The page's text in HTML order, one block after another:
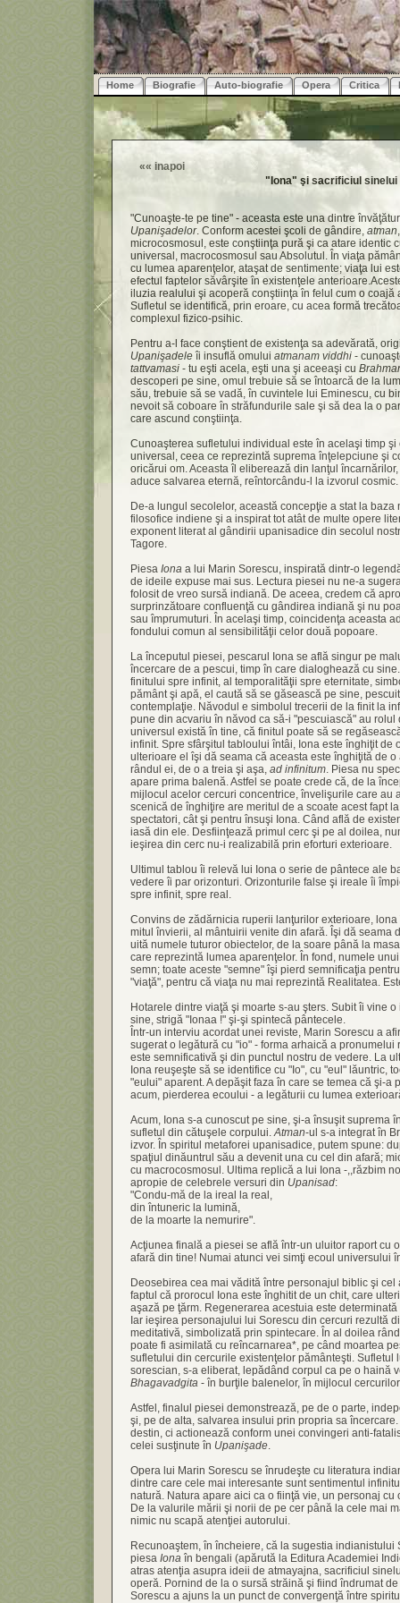
Home Biografie Auto-biografie Opera Critica
«« inapoi
"Iona" şi sacrificiul sinelui
"Cunoaşte-te pe tine" - aceasta este una dintre
Upanişadelor. Conform acestei şcoli de gândire, atman
microcosmosul, este conştiinţa pură şi ca atare identic
universal, macrocosmosul sau Absolutul. În viaţa
cu lumea aparenţelor, ataşat de sentimente; viaţa lui
efectul faptelor săvârşite în existenţele
iluzia realului şi acoperă conştiinţa în felul cum o coajă
Sufletul se identifică, prin eroare, cu acea formă
complexul fizico-psihic.
Pentru a-l face conştient de existenţa sa adevărată,
Upanişadele îi insuflă omului atmanam viddhi -
tattvamasi - tu eşti acela, eşti una şi aceeaşi cu
descoperi pe sine, omul trebuie să se întoarcă de la
său, trebuie să se vadă, în cuvintele lui Eminescu, cu
nevoit să coboare în străfundurile sale şi să dea la o
care ascund conştiinţa.
Cunoaşterea sufletului individual este în acelaşi timp
universal, ceea ce reprezintă suprema înţelepciune şi
oricărui om. Aceasta îl eliberează din lanţul
aduce salvarea eternă, reîntorcându-l la izvorul cosmic.
De-a lungul secolelor, această concepţie a stat la baza
filosofice indiene şi a inspirat tot atât de multe opere
exponent literat al gândirii upanisadice din secolul
Tagore.
Piesa Iona a lui Marin Sorescu, inspirată dintr-o
de ideile expuse mai sus. Lectura piesei nu ne-a
folosit de vreo sursă indiană. De aceea, credem că
surprinzătoare confluenţă cu gândirea indiană şi nu
sau împrumuturi. În acelaşi timp, coincidenţa aceasta
fondului comun al sensibilităţii celor două popoare.
La începutul piesei, pescarul Iona se află singur pe
încercare de a pescui, timp în care dialoghează cu
finitului spre infinit, al temporalităţii spre eternitate,
pământ şi apă, el caută să se găsească pe sine,
contemplaţie. Năvodul e simbolul trecerii de la finit la
pune din acvariu în năvod ca să-i "pescuiască" au rolul
universul există în tine, că finitul poate să se
infinit. Spre sfârşitul tabloului întâi, Iona este înghiţit de
ulterioare el îşi dă seama că aceasta este înghiţită de
rândul ei, de o a treia şi aşa, ad infinitum. Piesa nu
apare prima balenă. Astfel se poate crede că, de la
mijlocul acelor cercuri concentrice, învelişurile care au
scenică de înghiţire are meritul de a scoate acest fapt
spectatori, cât şi pentru însuşi Iona. Când află de
iasă din ele. Desfiinţează primul cerc şi pe al doilea,
ieşirea din cerc nu-i realizabilă prin eforturi exterioare.
Ultimul tablou îi relevă lui Iona o serie de pântece ale
vedere îi par orizonturi. Orizonturile false şi ireale îi
spre infinit, spre real.
Convins de zădărnicia ruperii lanţurilor exterioare,
mitul învierii, al mântuirii venite din afară. Îşi dă seama
uită numele tuturor obiectelor, de la soare până la
care reprezintă lumea aparenţelor. În fond, numele
semn; toate aceste "semne" îşi pierd semnificaţia
"viaţă", pentru că viaţa nu mai reprezintă Realitatea.
Hotarele dintre viaţă şi moarte s-au şters. Subit îi vine
sine, strigă "Ionaa !" şi-şi spintecă pântecele.
Într-un interviu acordat unei reviste, Marin Sorescu a
sugerat o legătură cu "io" - forma arhaică a pronumelui
este semnificativă şi din punctul nostru de vedere. La
Iona reuşeşte să se identifice cu "Io", cu "eul" lăuntric,
"eului" aparent. A depăşit faza în care se temea că şi-a
acum, pierderea ecoului - a legăturii cu lumea
Acum, Iona s-a cunoscut pe sine, şi-a însuşit suprema
sufletul din cătuşele corpului.Atman-ul s-a integrat în
izvor. În spiritul metaforei upanisadice, putem spune:
spaţiul dinăuntrul său a devenit una cu cel din afară;
cu macrocosmosul. Ultima replică a lui Iona -,,răzbim
apropie de celebrele versuri din Upanisad:
"Condu-mă de la ireal la real,
din întuneric la lumină,
de la moarte la nemurire".
Acţiunea finală a piesei se află într-un uluitor raport cu
afară din tine! Numai atunci vei simţi ecoul universului
Deosebirea cea mai vădită între personajul biblic şi cel
faptul că prorocul Iona este înghitit de un chit, care
aşază pe ţărm. Regenerarea acestuia este
Iar ieşirea personajului lui Sorescu din cercuri rezultă
meditativă, simbolizată prin spintecare. În al doilea
poate fi asimilată cu reîncarnarea*, pe când moartea
sufletului din cercurile existenţelor pământeşti. Sufletul
sorescian, s-a eliberat, lepădând corpul ca pe o haină
Bhagavadgita - în burţile balenelor, în mijlocul
Astfel, finalul piesei demonstrează, pe de o parte,
şi, pe de alta, salvarea insului prin propria sa
destin, ci actionează conform unei convingeri anti-
celei susţinute în Upanişade.
Opera lui Marin Sorescu se înrudeşte cu literatura
dintre care cele mai interesante sunt sentimentul
natură. Natura apare aici ca o fiinţă vie, un personaj cu
De la valurile mării şi norii de pe cer până la cele mai
nimic nu scapă atenţiei autorului.
Recunoaştem, în încheiere, că la sugestia indianistului
piesa Iona în bengali (apărută la Editura Academiei
atras atenţia asupra ideii de atmayajna, sacrificiul
operă. Pornind de la o sursă străină şi fiind îndrumat
Sorescu a ajuns la un punct de convergenţă între